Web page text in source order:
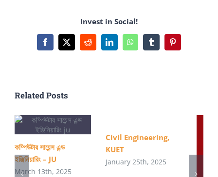
Land
Invest in Social!
Facebook
X RedditLinkedInWhatsAppTumblrPinterest
Related Posts
কম্পিউটার সায়েন্স এন্ড
ইঞ্জিনিয়ারিং – JU
March 13th, 2025
Civil Engineering,
KUET
January 25th, 2025